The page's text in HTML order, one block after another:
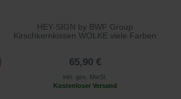
HEY-SIGN by BWF Group
Kirschkernkissen WOLKE viele Farben
65,90 €
inkl. ges. MwSt.
Kostenloser Versand